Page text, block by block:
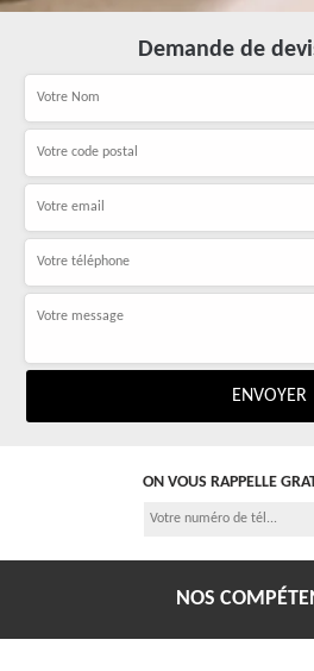
Demande de
ON VOUS RAPPELLE
NOS